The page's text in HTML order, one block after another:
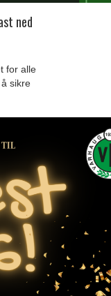
ned
for alle
sikre